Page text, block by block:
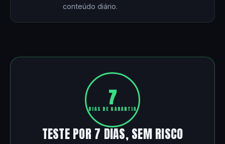
conteúdo diário.
7
DIAS DE GARANTIA
TESTE POR 7 DIAS, SEM RISCO